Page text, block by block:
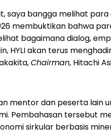
saya bangga melihat
membuktikan bahwa
bagaimana dialog,
akan terus
Chairman, Hitachi
mentor dan peserta
Pembahasan tersebut
sirkular berbasis